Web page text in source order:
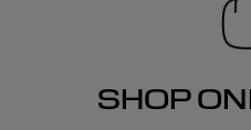
SHOP